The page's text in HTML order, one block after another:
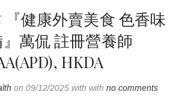
健康外賣美食 色香味
萬侃 註冊營養師
HKDA
on 09/12/2025 with with no comments